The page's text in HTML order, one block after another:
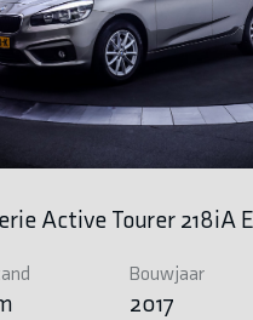
Active Tourer 218iA
Bouwjaar
2017